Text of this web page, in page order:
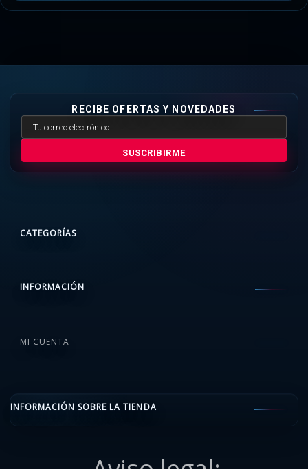
RECIBE OFERTAS Y NOVEDADES
SUSCRIBIRME
CATEGORÍAS
INFORMACIÓN
MI CUENTA
INFORMACIÓN SOBRE LA TIENDA